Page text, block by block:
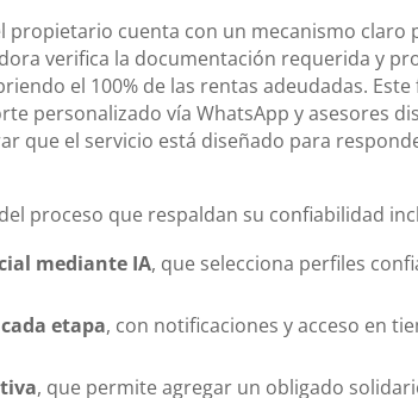
propietario cuenta con un mecanismo claro
verifica la documentación requerida y
el 100% de las rentas adeudadas. Este
personalizado vía WhatsApp y asesores
que el servicio está diseñado para
proceso que respaldan su confiabilidad
mediante IA, que selecciona perfiles
etapa, con notificaciones y acceso en
, que permite agregar un obligado